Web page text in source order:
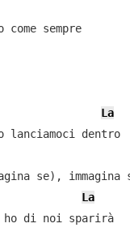
comе sempre
La
Baciami, scendi o lanciamoci dentro
La
ho di noi sparirà